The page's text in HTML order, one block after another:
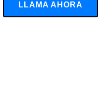
LLAMA AHORA